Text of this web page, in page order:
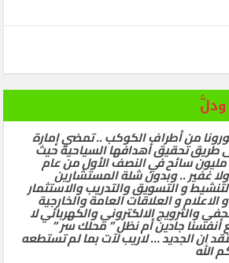
ودلَّ
من أطراف الكوكب .. تمضي إمارة
طريق تحقيق أهدافها السياحية حيث
استقبلت المدينة 7.12 مليون سائح في النصف الأول من عام
ولا غفير .. وبدون شلة المستشارين
و التسويق والتدريب والاستثمار
و العلاقات العامة والخارجية
والترويج الالكتروني والكهربائي لا
أنفسنا جادين أم نظل ” محلك سر ”
ان الجديد … لاريب لآت بما لم تستطعه
الله